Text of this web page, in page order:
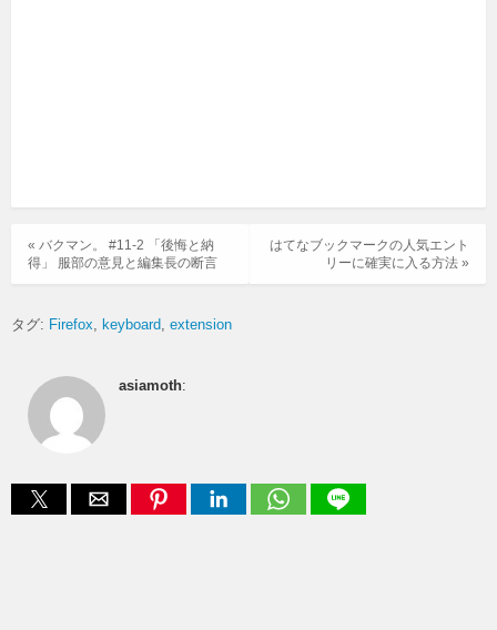
はてなブックマークの人気エント
リーに確実に入る方法 »
« バクマン。 #11-2 「後悔と納
得」 服部の意見と編集長の断言
タグ: Firefox keyboard extension
asiamoth: